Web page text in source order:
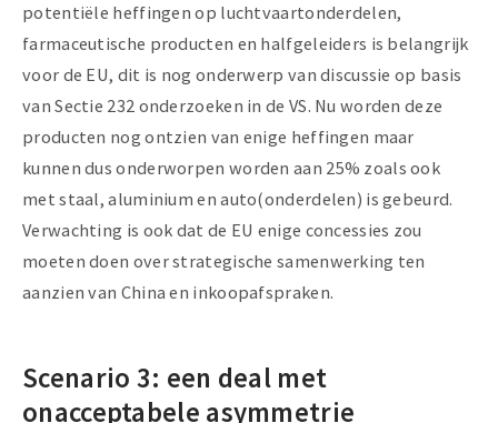
potentiële heffingen op luchtvaartonderdelen,
farmaceutische producten en halfgeleiders is belangrijk
voor de EU, dit is nog onderwerp van discussie op basis
van Sectie 232 onderzoeken in de VS. Nu worden deze
producten nog ontzien van enige heffingen maar
kunnen dus onderworpen worden aan 25% zoals ook
met staal, aluminium en auto(onderdelen) is gebeurd.
Verwachting is ook dat de EU enige concessies zou
moeten doen over strategische samenwerking ten
aanzien van China en inkoopafspraken.
Scenario 3: een deal met
onacceptabele asymmetrie